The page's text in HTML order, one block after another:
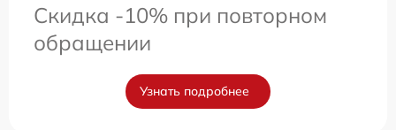
Скидка -10% при повторном
обращении
Узнать подробнее